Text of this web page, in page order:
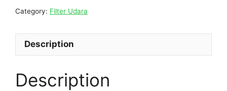
Category: Filter Udara
Description
Description